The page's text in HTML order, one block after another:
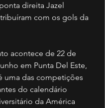
direita Jazel
com os gols da
acontece de 22 de
em Punta Del Este,
uma das competições
do calendário
da América